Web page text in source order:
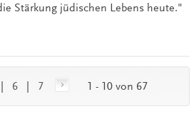
Stärkung jüdischen Lebens heute."
6 7 1 - 10 von 67